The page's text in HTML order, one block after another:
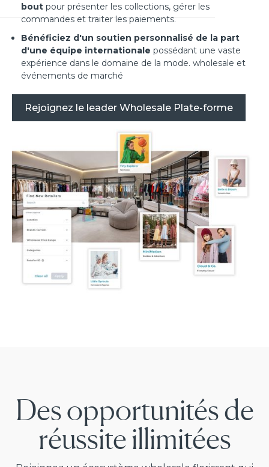
bout pour présenter les collections, gérer les
commandes et traiter les paiements.
Bénéficiez d'un soutien personnalisé de la part
d'une équipe internationale possédant une vaste
expérience dans le domaine de la mode. wholesale et
événements de marché
Rejoignez le leader Wholesale Plate-forme
Des opportunités de
réussite illimitées